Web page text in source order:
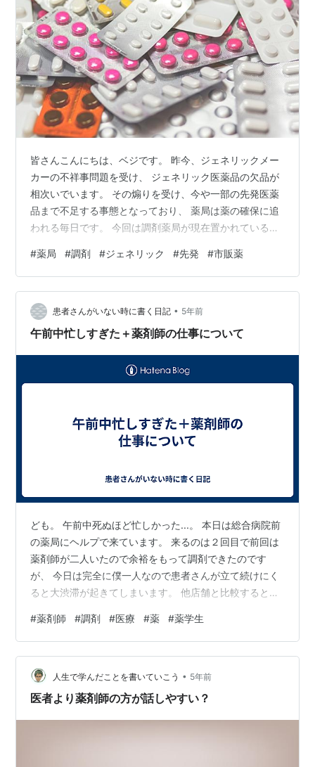
皆さんこんにちは、ベジです。 昨今、ジェネリックメー
カーの不祥事問題を受け、 ジェネリック医薬品の欠品が
相次いでいます。 その煽りを受け、今や一部の先発医薬
品まで不足する事態となっており、 薬局は薬の確保に追
われる毎日です。 今回は調剤薬局が現在置かれている状
たので、 是非参考にしてみて下さい！ 調剤薬局の現状
お薬がない時の対応６選 ①別のメーカーのお薬への変更
②別規格、別剤形への変更 ③他薬局からお取り寄せ
（分譲）する ④代替薬への変更 ⑤他薬局へ行って貰う
⑥市販薬で対応する まとめ 調剤薬局の現状 薬局では、
#薬局 #調剤 #ジェネリック #先発 #市販薬
患者さんがいない時に書く日記 • 5年前
午前中忙しすぎた＋薬剤師の仕事について
ども。 午前中死ぬほど忙しかった...。 本日は総合病院前
の薬局にヘルプで来ています。 来るのは２回目で前回は
薬剤師が二人いたので余裕をもって調剤できたのです
が、 今日は完全に僕一人なので患者さんが立て続けにく
ると大渋滞が起きてしまいます。 他店舗と比較すると今
の 患者さんが来てます......。 めちゃ待たせてしまった患
者さんもいて申し訳なさでいっぱいです汗 でも、午前を
乗り切れば午後は暇になりがちな薬局なので今はまった
りと ブログを書いています。 一応一人薬剤師の調剤業務
の流れは 処方箋を受け取る ↓ 在庫があるか確認（なけれ
#薬剤師 #調剤 #医療 #薬 #薬学生
人生で学んだことを書いていこう • 5年前
医者より薬剤師の方が話しやすい？